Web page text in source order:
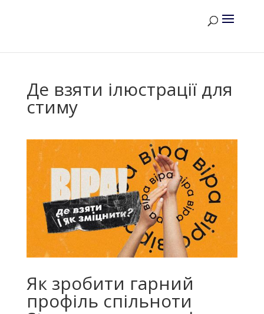
Де взяти ілюстрації для
стиму
Як зробити гарний
профіль спільноти